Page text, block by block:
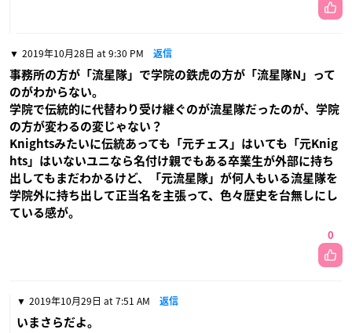
2019年10月28日 at 9:30 PM 返信
事務所の方が「流星隊」で学院の鉄虎の方が「流星隊N」って
のがわからない。
学院で伝統的に代替わり受け継ぐのが流星隊だったのが、学院
の方が変わるの変じゃない？
Knightsみたいに伝統あっても「元チェス」はいても「元Knig
hts」はいないユニなら名付け親でもある卒業生が外部に持ち
出してもまだわかるけど、「元流星隊」が何人もいる流星隊を
学院外に持ち出して正当名を主張って、色々歴史を台無しにし
ている感が。
0
2019年10月29日 at 7:51 AM 返信
いまさらだよ。